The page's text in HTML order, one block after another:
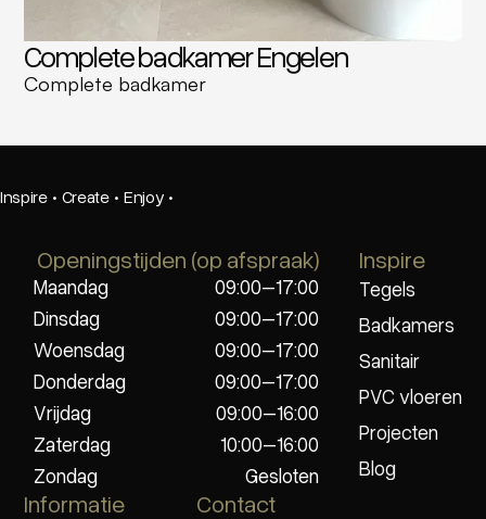
Complete badkamer Engelen
Complete badkamer
Inspire · Create · Enjoy ·
Openingstijden (op afspraak)
Maandag
09:00–17:00
Dinsdag
09:00–17:00
Woensdag
09:00–17:00
Donderdag
09:00–17:00
Vrijdag
09:00–16:00
Zaterdag
10:00–16:00
Zondag
Gesloten
Inspire
Tegels
Badkamers
Sanitair
PVC vloeren
Projecten
Blog
Informatie Contact